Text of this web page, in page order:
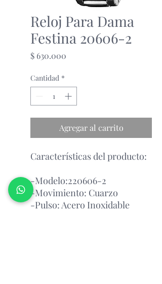
Reloj Para Dama
Festina 20606-2
$ 630.000
Cantidad *
Agregar al carrito
Características del producto:
-Modelo:220606-2
-Movimiento: Cuarzo
-Pulso: Acero Inoxidable